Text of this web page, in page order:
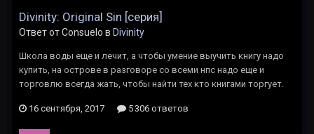
Divinity: Original Sin [серия]
Ответ от Consuelo в Divinity
Школа воды еще и лечит, а чтобы умение выучить книгу надо
купить, на острове в разговоре со всеми нпс надо еще и
торговлю всегда жать, чтобы найти тех кто книгами торгует.
16 сентября, 2017 5 306 ответов